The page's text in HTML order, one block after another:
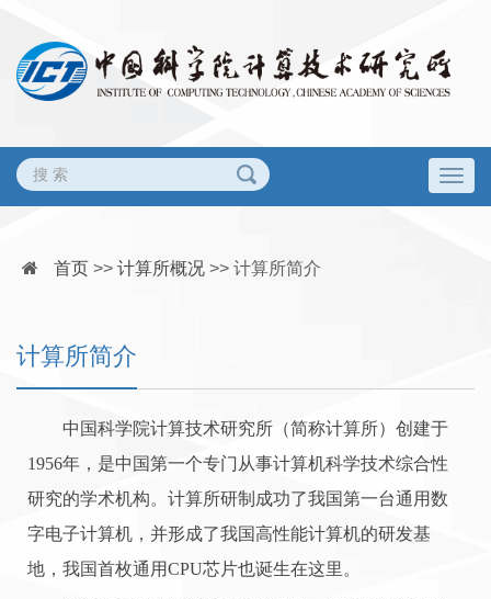
首页 >> 计算所概况 >> 计算所简介
计算所简介
中国科学院计算技术研究所（简称计算所）创建于
1956年，是中国第一个专门从事计算机科学技术综合性
研究的学术机构。计算所研制成功了我国第一台通用数
字电子计算机，并形成了我国高性能计算机的研发基
地，我国首枚通用CPU芯片也诞生在这里。